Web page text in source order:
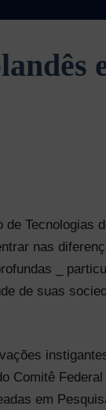
Tecnologias
nas
_
de suas
Comitê
em